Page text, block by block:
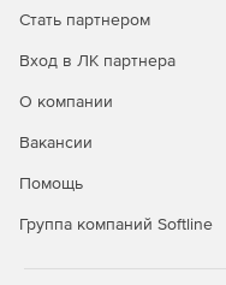
Стать партнером
Вход в ЛК партнера
О компании
Вакансии
Помощь
Группа компаний Softline